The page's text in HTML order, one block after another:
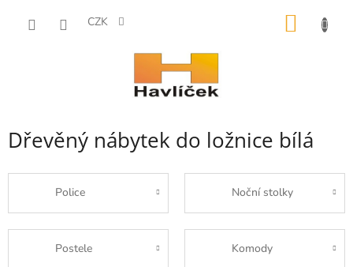
CZK
Dřevěný nábytek do ložnice bílá
Police Noční stolky
Postele Komody